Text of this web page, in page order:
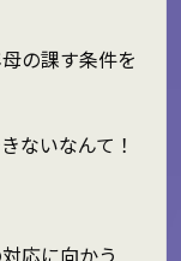
の課す条件を
ないなんて！
応に向かう